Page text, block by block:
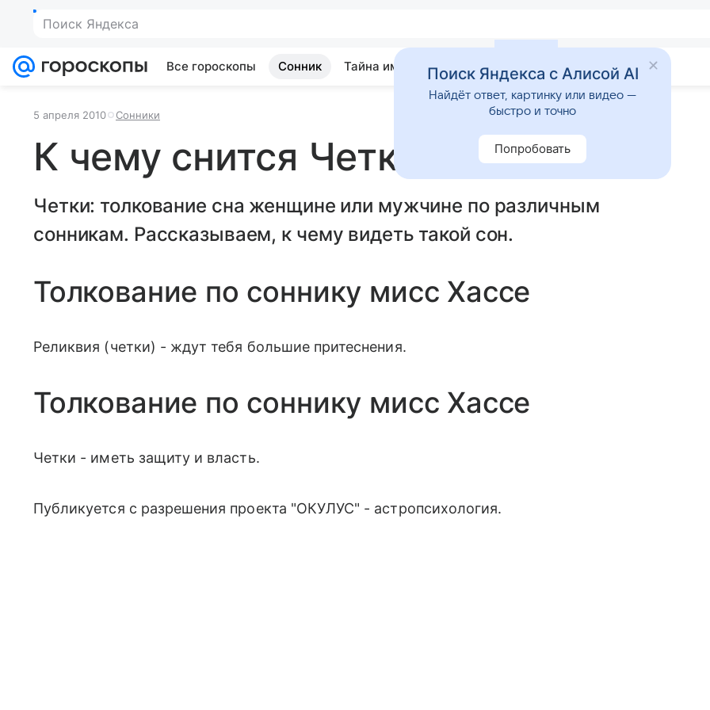
Поиск Яндекса
Все гороскопы Сонник Тайна имени Гадания Приметы
5 апреля 2010 Сонники
К чему снится Четки
Четки: толкование сна женщине или мужчине по различным
сонникам. Рассказываем, к чему видеть такой сон.
Толкование по соннику мисс Хассе
Реликвия (четки) - ждут тебя большие притеснения.
Толкование по соннику мисс Хассе
Четки - иметь защиту и власть.
Публикуется с разрешения проекта "ОКУЛУС" - астропсихология.
Поиск Яндекса с Алисой AI
Найдёт ответ, картинку или видео —
быстро и точно
Попробовать